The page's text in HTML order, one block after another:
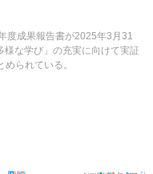
度成果報告書が2025年3月31
様な学び」の充実に向けて実証
られている。